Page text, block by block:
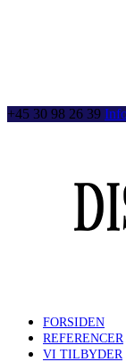
+45 30 98 26 39
FORSIDEN
REFERENCER
VI TILBYDER